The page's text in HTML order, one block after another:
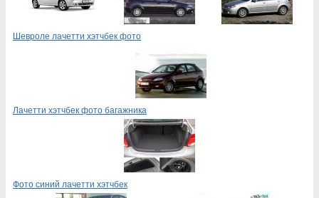
Шевроле лачетти хэтчбек фото
Лачетти хэтчбек фото багажника
Фото синий лачетти хэтчбек